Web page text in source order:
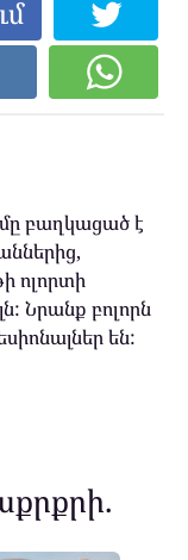
բաղկացած է
ոլորտի
Նրանք բոլորն
են: